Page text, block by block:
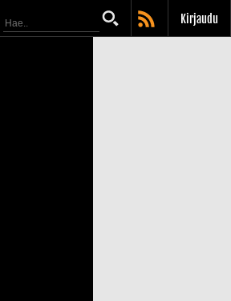
Kirjaudu